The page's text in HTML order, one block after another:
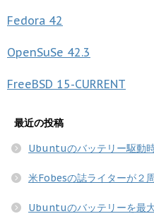
Fedora 42
OpenSuSe 42.3
FreeBSD 15-CURRENT
最近の投稿
Ubuntuのバッテリー駆動
米Fobesの誌ライターが２
Ubuntuのバッテリーを最